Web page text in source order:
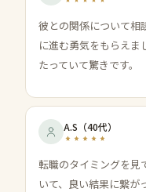
彼との関係について相
に進む勇気をもらえま
たっていて驚きです。
A.S （40代）
転職のタイミングを見
いて、良い結果に繋が